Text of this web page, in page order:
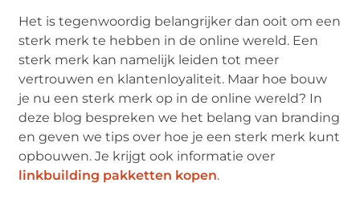
Het is tegenwoordig belangrijker dan ooit om een
sterk merk te hebben in de online wereld. Een
sterk merk kan namelijk leiden tot meer
vertrouwen en klantenloyaliteit. Maar hoe bouw
je nu een sterk merk op in de online wereld? In
deze blog bespreken we het belang van branding
en geven we tips over hoe je een sterk merk kunt
opbouwen. Je krijgt ook informatie over
linkbuilding pakketten kopen.